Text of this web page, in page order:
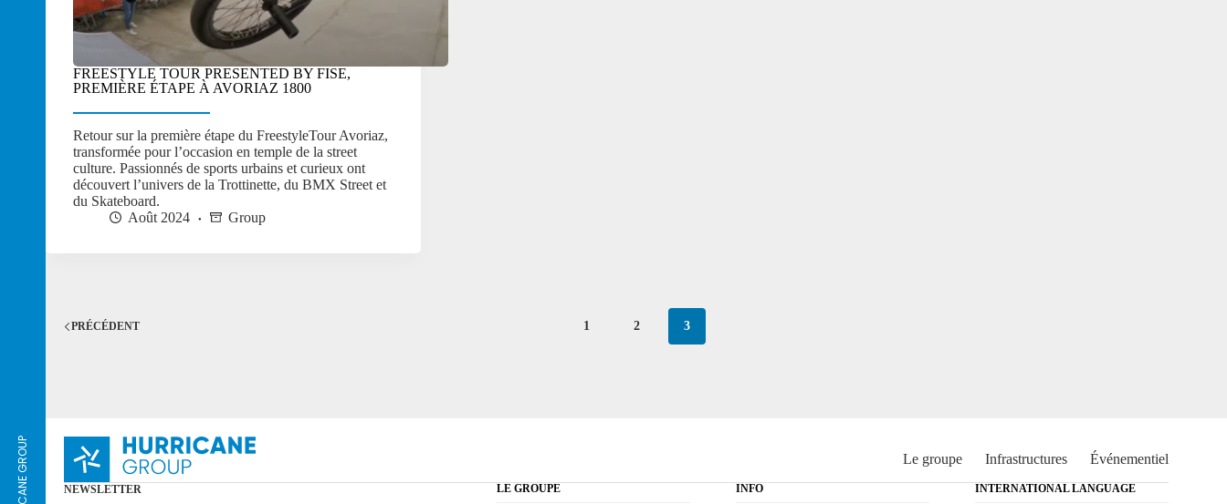
FREESTYLE TOUR PRESENTED BY FISE,
PREMIÈRE ÉTAPE À AVORIAZ 1800
Retour sur la première étape du FreestyleTour Avoriaz,
transformée pour l’occasion en temple de la street
culture. Passionnés de sports urbains et curieux ont
découvert l’univers de la Trottinette, du BMX Street et
du Skateboard.
Août 2024
Group
PRÉCÉDENT 1 2 3
Le groupe Infrastructures Événementiel
NEWSLETTER LE GROUPE INFO INTERNATIONAL LANGUAGE